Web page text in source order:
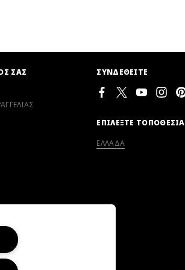
ΣΑΣ
ΣΥΝΔΕΘΕΙΤΕ
ΕΠΙΛΕΞΤΕ ΤΟΠΟΘΕΣΙΑ
ΕΛΛΑΔΑ